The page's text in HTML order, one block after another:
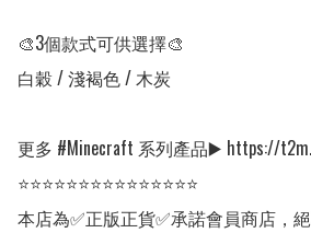
🎨3個款式可供選擇🎨
白穀 / 淺褐色 / 木炭
更多 #Minecraft 系列產品▶️ https://
⭐⭐⭐⭐⭐⭐⭐⭐⭐⭐⭐⭐⭐⭐⭐
本店為✅正版正貨✅承諾會員商店，